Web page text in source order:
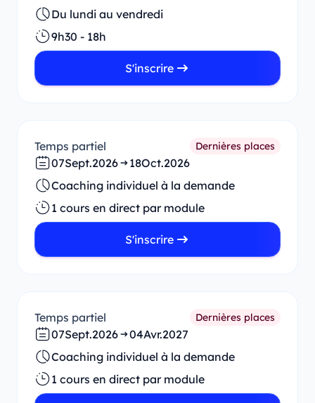
Du lundi au vendredi
9h30 - 18h
S'inscrire
Temps partiel Dernières places
07Sept.2026 18Oct.2026
Coaching individuel à la demande
1 cours en direct par module
S'inscrire
Temps partiel Dernières places
07Sept.2026 04Avr.2027
Coaching individuel à la demande
1 cours en direct par module